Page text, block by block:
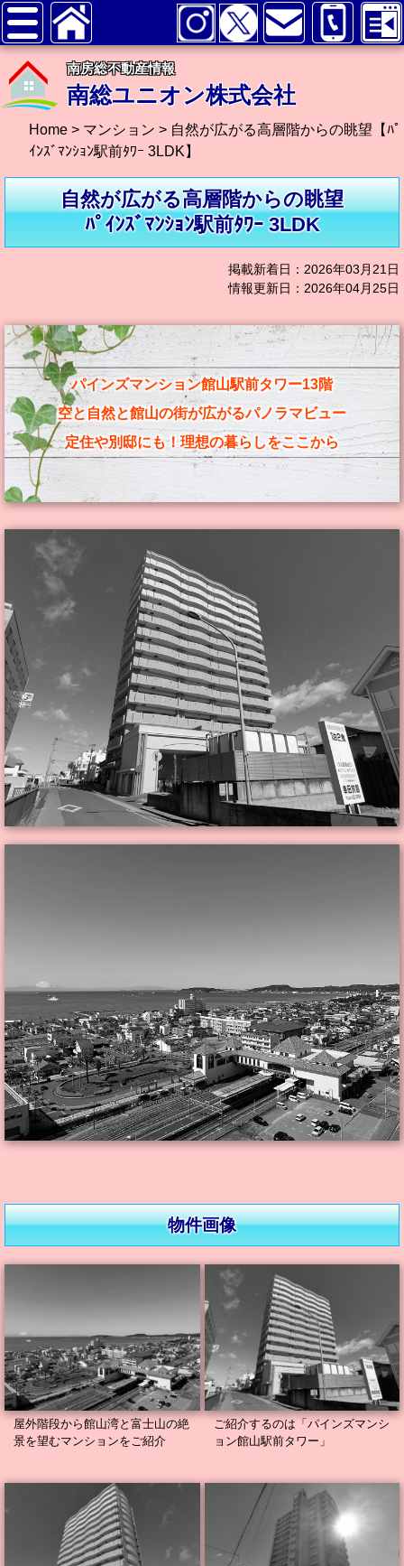
南房総不動産情報
南総ユニオン株式会社
Home > マンション > 自然が広がる高層階からの眺望【ﾊﾟ
ｲﾝｽﾞﾏﾝｼｮﾝ駅前ﾀﾜｰ 3LDK】
自然が広がる高層階からの眺望
ﾊﾟｲﾝｽﾞﾏﾝｼｮﾝ駅前ﾀﾜｰ 3LDK
掲載新着日：2026年03月21日
情報更新日：2026年04月25日
パインズマンション館山駅前タワー13階
空と自然と館山の街が広がるパノラマビュー
定住や別邸にも！理想の暮らしをここから
物件画像
屋外階段から館山湾と富士山の絶
景を望むマンションをご紹介
ご紹介するのは「パインズマンシ
ョン館山駅前タワー」